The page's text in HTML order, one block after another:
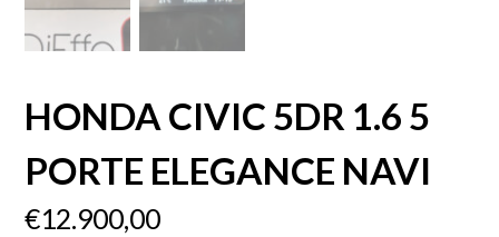
HONDA CIVIC 5DR 1.6 5
PORTE ELEGANCE NAVI
€12.900,00